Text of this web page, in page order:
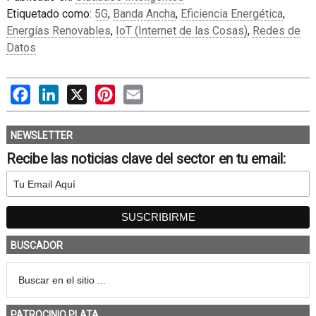
Etiquetado como: 5G, Banda Ancha, Eficiencia Energética,
Energías Renovables, IoT (Internet de las Cosas), Redes de
Datos
FacebookLinkedIn
X PinterestEmail
NEWSLETTER
Recibe las noticias clave del sector en tu email:
BUSCADOR